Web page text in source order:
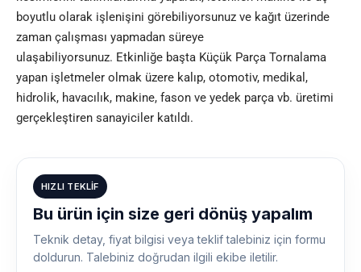
boyutlu olarak işlenişini görebiliyorsunuz ve kağıt üzerinde
zaman çalışması yapmadan süreye
ulaşabiliyorsunuz. Etkinliğe başta Küçük Parça Tornalama
yapan işletmeler olmak üzere kalıp, otomotiv, medikal,
hidrolik, havacılık, makine, fason ve yedek parça vb. üretimi
gerçekleştiren sanayiciler katıldı.
HIZLI TEKLIF
Bu ürün için size geri dönüş yapalım
Teknik detay, fiyat bilgisi veya teklif talebiniz için formu
doldurun. Talebiniz doğrudan ilgili ekibe iletilir.